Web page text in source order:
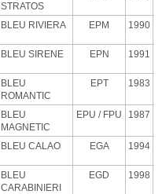
STRATOS
BLEU RIVIERA EPM 1990
BLEU SIRENE EPN 1991
BLEU
ROMANTIC
EPT 1983
BLEU
MAGNETIC
EPU / FPU 1987
BLEU CALAO EGA 1994
BLEU
CARABINIERI
EGD 1998